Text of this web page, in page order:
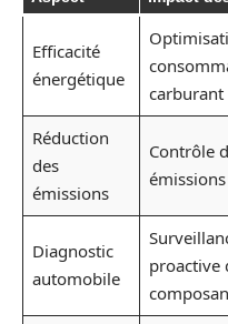
Efficacité
énergétique
carburant
Réduction
des
émissions
Contrôle
Diagnostic
automobile
proactive